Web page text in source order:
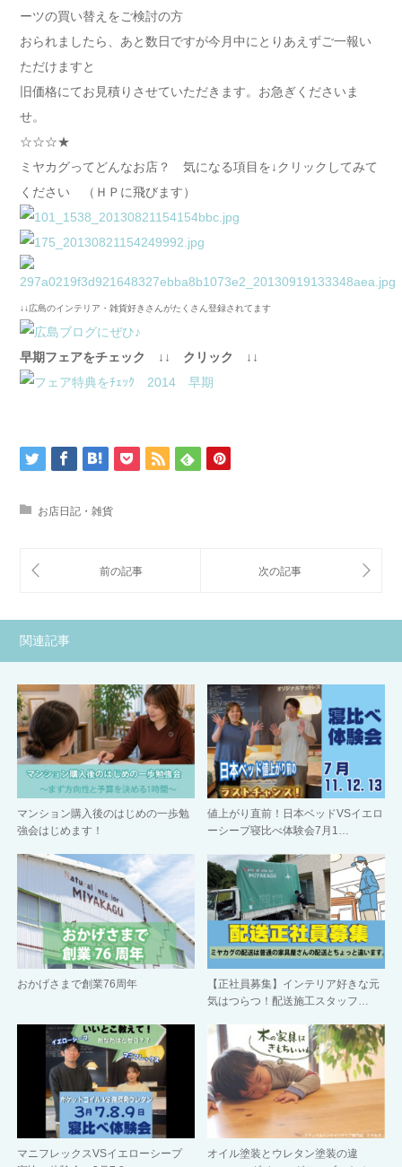
ーツの買い替えをご検討の方
おられましたら、あと数日ですが今月中にとりあえずご一報い
ただけますと
旧価格にてお見積りさせていただきます。お急ぎくださいま
せ。
☆☆☆★
ミヤカグってどんなお店？ 気になる項目を↓クリックしてみて
ください （ＨＰに飛びます）
↓↓広島のインテリア・雑貨好きさんがたくさん登録されてます
早期フェアをチェック ↓↓ クリック ↓↓
お店日記・雑貨
関連記事
マンション購入後のはじめの一歩勉
強会はじめます！
値上がり直前！日本ベッドVSイエロ
ーシープ寝比べ体験会7月1…
おかげさまで創業76周年
【正社員募集】インテリア好きな元
気はつらつ！配送施工スタッフ…
マニフレックスVSイエローシープ
オイル塗装とウレタン塗装の違